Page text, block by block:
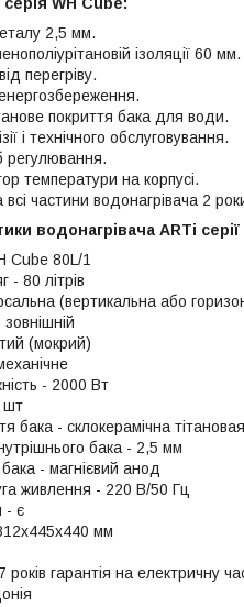
2,5 мм.
ізоляції 60 мм.
перегріву.
покриття бака для води.
і технічного обслуговування.
регулювання.
температури на корпусі.
частини водонагрівача 2
водонагрівача ARTi
Cube 80L/1
- 80 літрів
(вертикальна або
(мокрий)
- 2000 Вт
шт
бака - склокерамічна
бака - 2,5 мм
- магнієвий анод
живлення - 220 В/50 Гц
- є
мм
років гарантія на електричну